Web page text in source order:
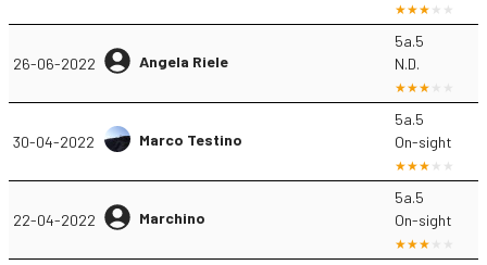
26-06-2022 Angela Riele
5a.5
N.D.
30-04-2022 Marco Testino
5a.5
On-sight
22-04-2022 Marchino
5a.5
On-sight